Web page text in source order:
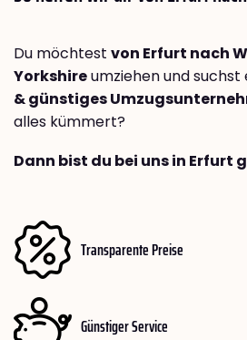
Du möchtest von Erfurt nach
Yorkshireumziehen und suchst
& günstiges
alles kümmert?
Dann bist du bei uns in Erfurt
Transparente Preise
Günstiger Service